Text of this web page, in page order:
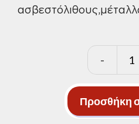
-
Προσθήκη